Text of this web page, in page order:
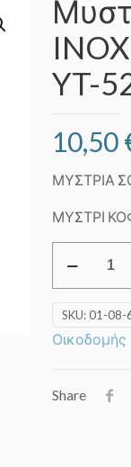
YT-
10,50
ΜΥΣΤΡΙΑ
ΜΥΣΤΡΙ
INOX
-
Πλαστική
YT-
SKU:01-08-
Οικοδομής
Share